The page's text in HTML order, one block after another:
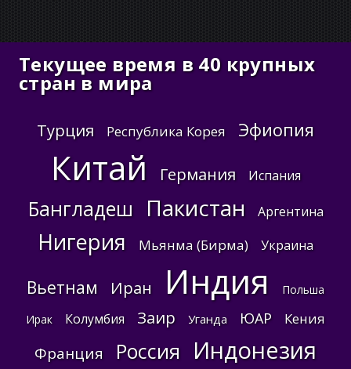
Текущее время в 40 крупных
стран в мира
Турция Республика Корея Эфиопия
Китай Германия Испания
Бангладеш Пакистан Аргентина
Нигерия Мьянма (Бирма) Украина
Вьетнам Иран Индия
Польша
Ирак
Колумбия Заир Уганда ЮАР Кения
Франция Россия Индонезия